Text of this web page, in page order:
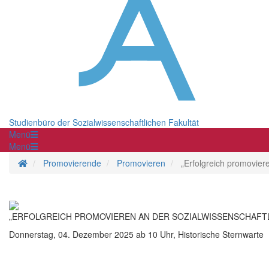
Studienbüro der Sozialwissenschaftlichen Fakultät
Menü
Menü
StartseitePromovierende Promovieren „Erfolgreich
„ERFOLGREICH PROMOVIEREN AN DER
Donnerstag, 04. Dezember 2025 ab 10 Uhr, Historische Sternwarte